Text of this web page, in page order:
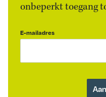
onbeperkt toegang
E-mailadres